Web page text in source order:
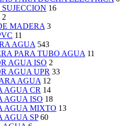
16
2
MADERA 3
11
AGUA 543
PARA TUBO AGUA 11
AGUA ISO 2
AGUA UPR 33
AGUA 12
AGUA CR 14
AGUA ISO 18
AGUA MIXTO 13
AGUA SP 60